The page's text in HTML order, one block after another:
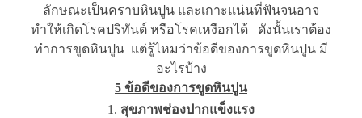
ลักษณะเป็นคราบหินปูน และเกาะแน่นที่ฟันจนอาจ
ทำให้เกิดโรคปริทันต์ หรือโรคเหงือกได้ ดังนั้นเราต้อง
ทำการขูดหินปูน แต่รู้ไหมว่าข้อดีของการขูดหินปูน มี
อะไรบ้าง
5 ข้อดีของการขูดหินปูน
สุขภาพช่องปากแข็งแรง